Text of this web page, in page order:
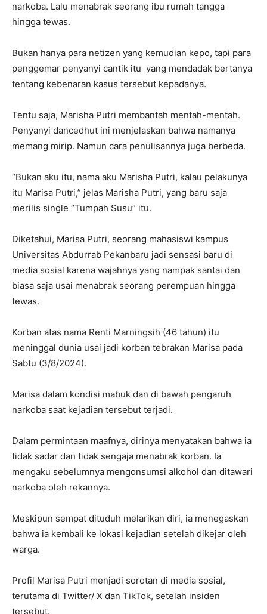
narkoba. Lalu menabrak seorang ibu rumah tangga
hingga tewas.
Bukan hanya para netizen yang kemudian kepo, tapi para
penggemar penyanyi cantik itu yang mendadak bertanya
tentang kebenaran kasus tersebut kepadanya.
Tentu saja, Marisha Putri membantah mentah-mentah.
Penyanyi dancedhut ini menjelaskan bahwa namanya
memang mirip. Namun cara penulisannya juga berbeda.
“Bukan aku itu, nama aku Marisha Putri, kalau pelakunya
itu Marisa Putri,” jelas Marisha Putri, yang baru saja
merilis single “Tumpah Susu” itu.
Diketahui, Marisa Putri, seorang mahasiswi kampus
Universitas Abdurrab Pekanbaru jadi sensasi baru di
media sosial karena wajahnya yang nampak santai dan
biasa saja usai menabrak seorang perempuan hingga
tewas.
Korban atas nama Renti Marningsih (46 tahun) itu
meninggal dunia usai jadi korban tebrakan Marisa pada
Sabtu (3/8/2024).
Marisa dalam kondisi mabuk dan di bawah pengaruh
narkoba saat kejadian tersebut terjadi.
Dalam permintaan maafnya, dirinya menyatakan bahwa ia
tidak sadar dan tidak sengaja menabrak korban. Ia
mengaku sebelumnya mengonsumsi alkohol dan ditawari
narkoba oleh rekannya.
Meskipun sempat dituduh melarikan diri, ia menegaskan
bahwa ia kembali ke lokasi kejadian setelah dikejar oleh
warga.
Profil Marisa Putri menjadi sorotan di media sosial,
terutama di Twitter/ X dan TikTok, setelah insiden
tersebut.